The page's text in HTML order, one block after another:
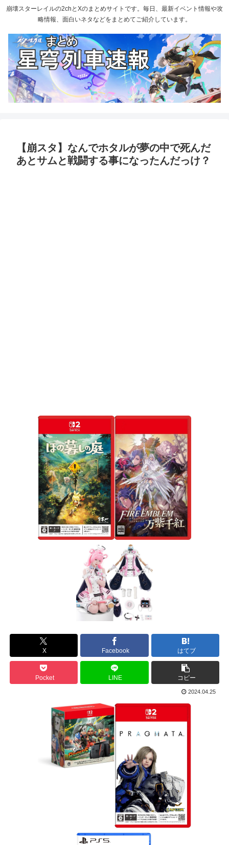
崩壊スターレイルの2chとXのまとめサイトです。毎日、最新イベント情報や攻
略情報、面白いネタなどをまとめてご紹介しています。
【崩スタ】なんでホタルが夢の中で死んだ
あとサムと戦闘する事になったんだっけ？
X Facebook はてブ
Pocket LINE コピー
2024.04.25